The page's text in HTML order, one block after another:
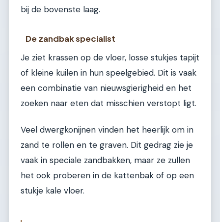
bij de bovenste laag.
De zandbak specialist
Je ziet krassen op de vloer, losse stukjes tapijt
of kleine kuilen in hun speelgebied. Dit is vaak
een combinatie van nieuwsgierigheid en het
zoeken naar eten dat misschien verstopt ligt.
Veel dwergkonijnen vinden het heerlijk om in
zand te rollen en te graven. Dit gedrag zie je
vaak in speciale zandbakken, maar ze zullen
het ook proberen in de kattenbak of op een
stukje kale vloer.